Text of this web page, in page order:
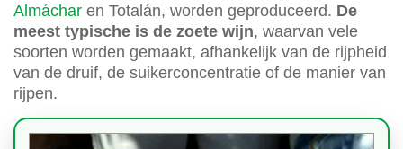
Almáchar en Totalán, worden geproduceerd. De
meest typische is de zoete wijn, waarvan vele
soorten worden gemaakt, afhankelijk van de rijpheid
van de druif, de suikerconcentratie of de manier van
rijpen.